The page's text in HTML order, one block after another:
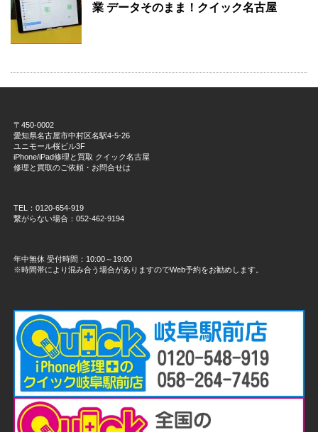
業 データそのまま！クイック名古屋
〒450-0002
愛知県名古屋市中村区名駅4-5-26
ユニモール桜ビル3F
iPhone/iPad修理と買取 クイック名古屋
修理と買取のご依頼・お問合せは
TEL：0120-654-919
繋がらない場合：052-462-9194
年中無休 受付時間：10:00～19:00
※時間帯により混み合う場合がありますのでWeb予約をお勧めします。